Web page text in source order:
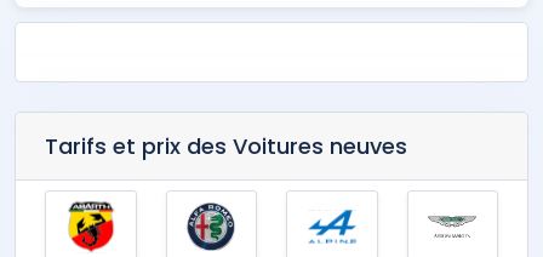
Tarifs et prix des Voitures neuves